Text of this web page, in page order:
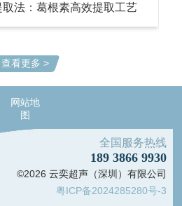
法：葛根素高效提取工艺
查看更多 >
网站地
图
全国服务热线
189 3866 9930
©2026 云奕超声（深圳）有限公司
粤ICP备2024285280号-3